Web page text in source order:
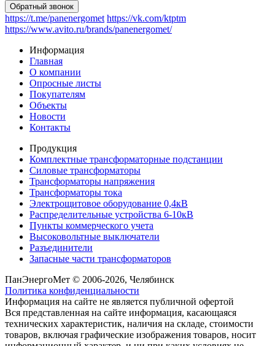
https://t.me/panenergomet https://vk.com/ktptm
https://www.avito.ru/brands/panenergomet/
Информация
Главная
О компании
Опросные листы
Покупателям
Объекты
Новости
Контакты
Продукция
Комплектные трансформаторные подстанции
Силовые трансформаторы
Трансформаторы напряжения
Трансформаторы тока
Электрощитовое оборудование 0,4кВ
Распределительные устройства 6-10кВ
Пункты коммерческого учета
Высоковольтные выключатели
Разъединители
Запасные части трансформаторов
ПанЭнергоМет © 2006-2026, Челябинск
Политика конфиденциальности
Информация на сайте не является публичной офертой
Вся представленная на сайте информация, касающаяся
технических характеристик, наличия на складе, стоимости
товаров, включая графические изображения товаров, носит